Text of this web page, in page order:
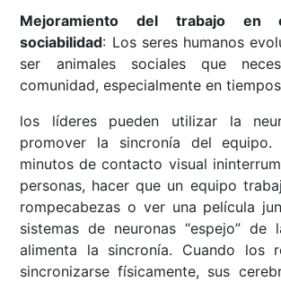
Mejoramiento del trabajo
sociabilidad: Los seres humanos
ser animales sociales que
comunidad, especialmente en
los líderes pueden utilizar la
promover la sincronía del equipo.
minutos de contacto visual
personas, hacer que un equipo
rompecabezas o ver una película
sistemas de neuronas “espejo” de
alimenta la sincronía. Cuando los
sincronizarse físicamente, sus